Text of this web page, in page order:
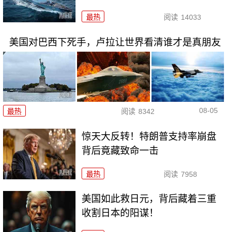
最热 阅读 14033
美国对巴西下死手，卢拉让世界看清谁才是真朋友
最热 阅读 8342 08-05
惊天大反转！特朗普支持率崩盘
背后竟藏致命一击
最热 阅读 7958
美国如此救日元，背后藏着三重
收割日本的阳谋！